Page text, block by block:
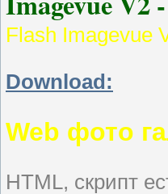
Flash Imagevue
Download:
Web фото
HTML, скрипт